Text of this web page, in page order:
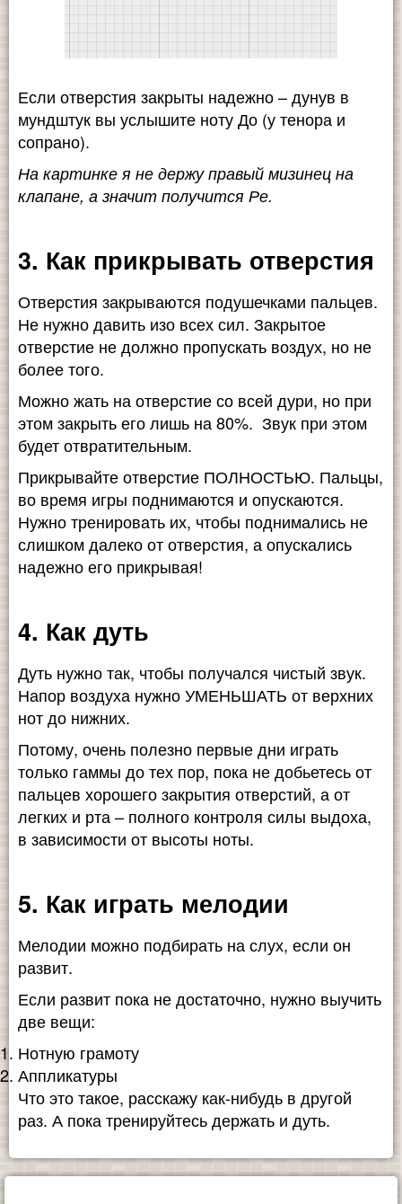
Если отверстия закрыты надежно – дунув в
мундштук вы услышите ноту До (у тенора и
сопрано).
На картинке я не держу правый мизинец на
клапане, а значит получится Ре.
3. Как прикрывать отверстия
Отверстия закрываются подушечками пальцев.
Не нужно давить изо всех сил. Закрытое
отверстие не должно пропускать воздух, но не
более того.
Можно жать на отверстие со всей дури, но при
этом закрыть его лишь на 80%. Звук при этом
будет отвратительным.
Прикрывайте отверстие ПОЛНОСТЬЮ. Пальцы,
во время игры поднимаются и опускаются.
Нужно тренировать их, чтобы поднимались не
слишком далеко от отверстия, а опускались
надежно его прикрывая!
4. Как дуть
Дуть нужно так, чтобы получался чистый звук.
Напор воздуха нужно УМЕНЬШАТЬ от верхних
нот до нижних.
Потому, очень полезно первые дни играть
только гаммы до тех пор, пока не добьетесь от
пальцев хорошего закрытия отверстий, а от
легких и рта – полного контроля силы выдоха,
в зависимости от высоты ноты.
5. Как играть мелодии
Мелодии можно подбирать на слух, если он
развит.
Если развит пока не достаточно, нужно выучить
две вещи:
Нотную грамоту
Аппликатуры
Что это такое, расскажу как-нибудь в другой
раз. А пока тренируйтесь держать и дуть.